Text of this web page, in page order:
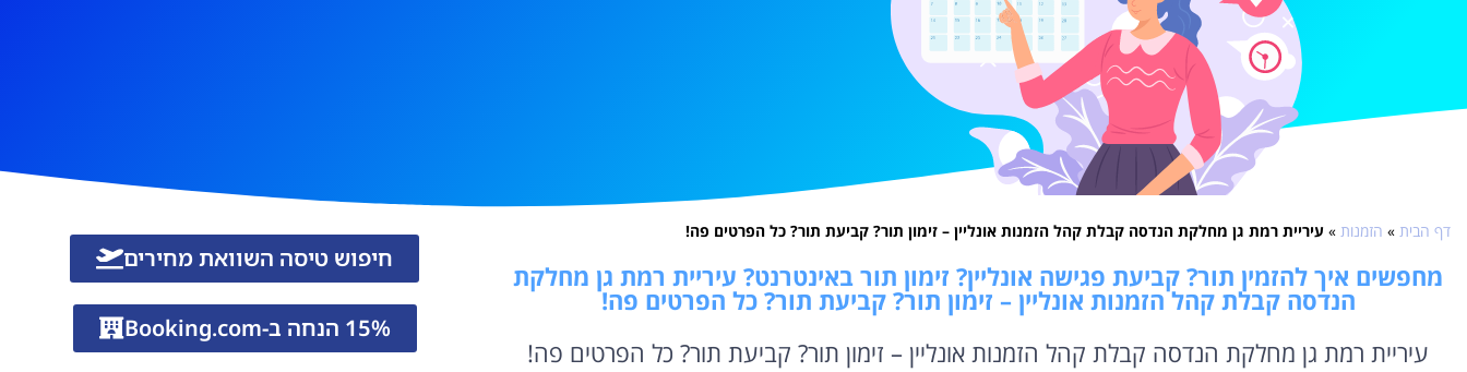
דף הבית » הזמנות » עיריית רמת גן מחלקת הנדסה קבלת קהל הזמנות אונליין – זימון תור? קביעת תור? כל הפרטים פה!
מחפשים איך להזמין תור? קביעת פגישה אונליין? זימון תור באינטרנט? עיריית רמת גן מחלקת
הנדסה קבלת קהל הזמנות אונליין – זימון תור? קביעת תור? כל הפרטים פה!
עיריית רמת גן מחלקת הנדסה קבלת קהל הזמנות אונליין – זימון תור? קביעת תור? כל הפרטים פה!
חיפוש טיסה השוואת מחירים
15% הנחה ב-Booking.com